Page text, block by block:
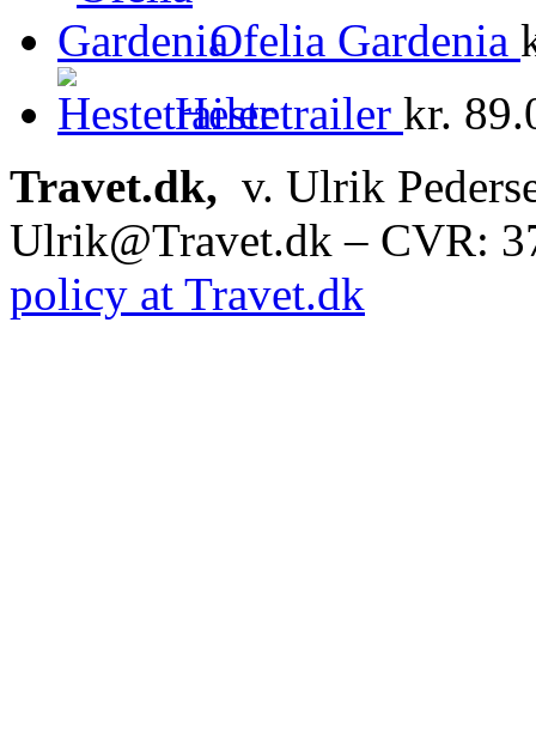
Ofelia Gardenia
Hestetrailer kr.
Travet.dk, v. Ulrik
Ulrik@Travet.dk – CVR:
policy at Travet.dk